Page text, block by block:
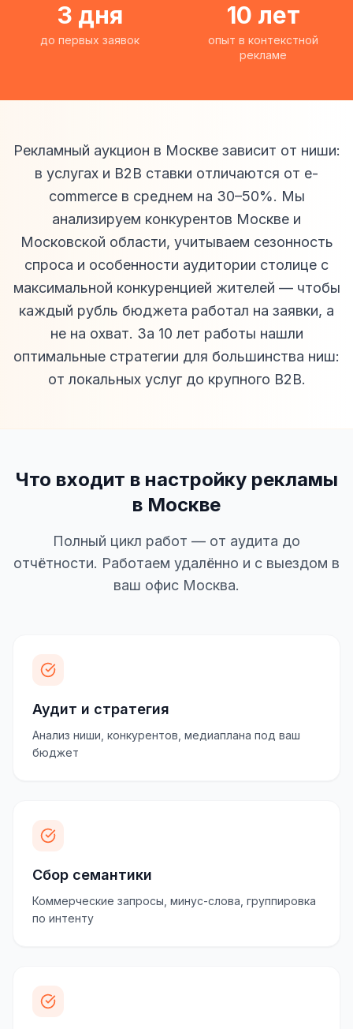
3 дня
до первых заявок
10 лет
опыт в контекстной
рекламе
Рекламный аукцион в Москве зависит от ниши:
в услугах и B2B ставки отличаются от e-
commerce в среднем на 30–50%. Мы
анализируем конкурентов Москве и
Московской области, учитываем сезонность
спроса и особенности аудитории столице с
максимальной конкуренцией жителей — чтобы
каждый рубль бюджета работал на заявки, а
не на охват. За 10 лет работы нашли
оптимальные стратегии для большинства ниш:
от локальных услуг до крупного B2B.
Что входит в настройку рекламы
в Москве
Полный цикл работ — от аудита до
отчётности. Работаем удалённо и с выездом в
ваш офис Москва.
Аудит и стратегия
Анализ ниши, конкурентов, медиаплана под ваш
бюджет
Сбор семантики
Коммерческие запросы, минус-слова, группировка
по интенту